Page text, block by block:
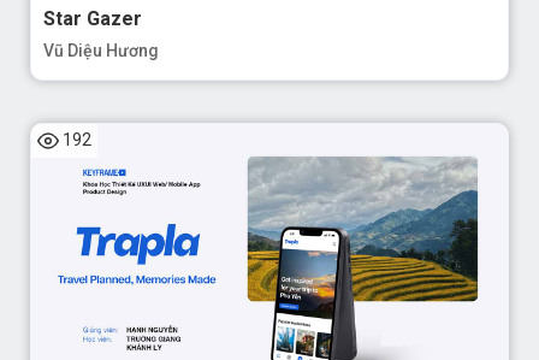
Star Gazer
Vũ Diệu Hương
192